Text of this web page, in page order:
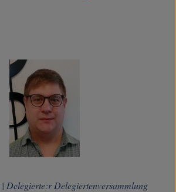
| Delegierte:r Delegiertenversammlung